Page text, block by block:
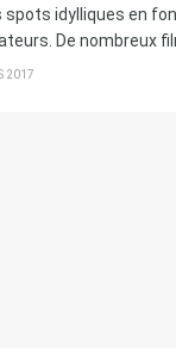
spots idylliques en
De nombreux
2017